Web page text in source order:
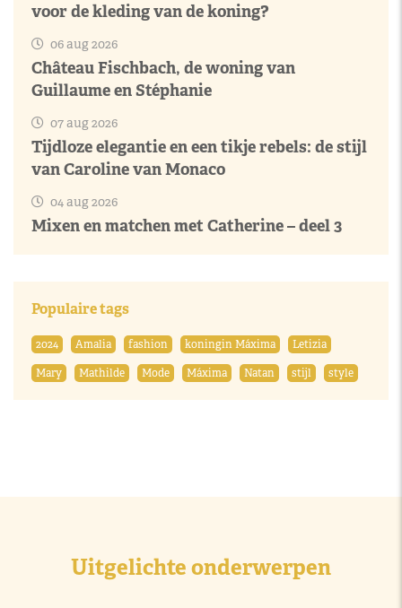
voor de kleding van de koning?
06 aug 2026
Château Fischbach, de woning van
Guillaume en Stéphanie
07 aug 2026
Tijdloze elegantie en een tikje rebels: de stijl
van Caroline van Monaco
04 aug 2026
Mixen en matchen met Catherine – deel 3
Populaire tags
2024 Amalia fashion koningin Máxima
Letizia
Mary
Mathilde Mode Máxima Natan stijl style
Uitgelichte onderwerpen